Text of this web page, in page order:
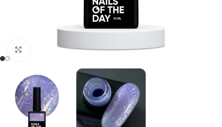
Kliknij, aby powiększyć